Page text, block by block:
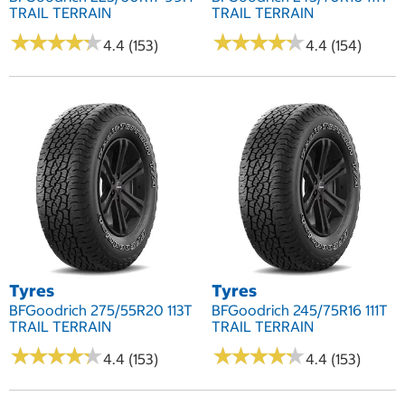
TRAIL TERRAIN
★★★★★
★★★★★4.4 (153)
TRAIL TERRAIN
★★★★★
★★★★★4.4 (154)
Tyres
BFGoodrich 275/55R20 113T
TRAIL TERRAIN
★★★★★
★★★★★4.4 (153)
Tyres
BFGoodrich 245/75R16 111T
TRAIL TERRAIN
★★★★★
★★★★★4.4 (153)